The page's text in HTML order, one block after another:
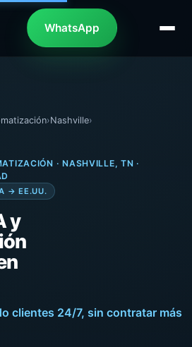
WhatsApp
›Nashville›
· NASHVILLE, TN ·
→ EE.UU.
y
clientes 24/7, sin contratar más